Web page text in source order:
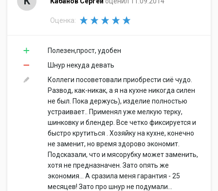
Оценка:
Полезен,прост, удобен
Шнур некуда девать
Коллеги посоветовали приобрести сиё чудо.
Развод, как-никак, а я на кухне никогда силен
не был. Пока держусь), изделие полностью
устраивает.. Применял уже мелкую терку,
шинковку и блендер. Все четко фиксируется и
быстро крутиться . Хозяйку на кухне, конечно
не заменит, но время здорово экономит.
Подсказали, что и мясорубку может заменить,
хотя не предназначен. Зато опять же
экономия… А сразила меня гарантия - 25
месяцев! Зато про шнур не подумали…